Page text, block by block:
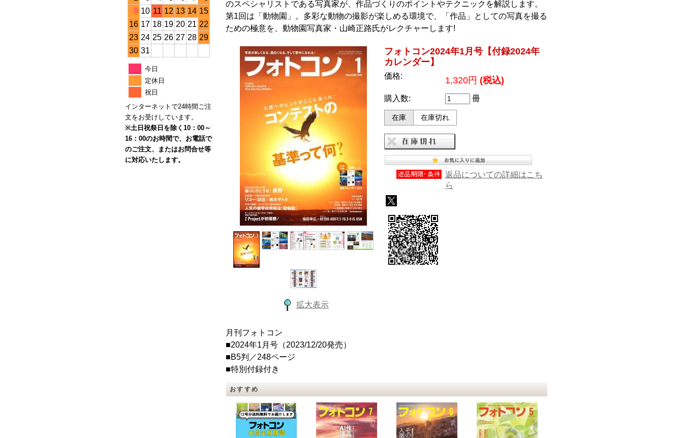
9 10 11 12 13 14 15
16 17 18 19 20 21 22
23 24 25 26 27 28 29
30 31
今日
定休日
祝日
インターネットで24時間ご注
文をお受けしています。
※土日祝祭日を除く10：00～
16：00のお時間で、お電話で
のご注文、またはお問合せ等
に対応いたします。
のスペシャリストである写真家が、作品づくりのポイントやテクニックを解説します。
第1回は「動物園」。多彩な動物の撮影が楽しめる環境で、「作品」としての写真を撮る
ための極意を、動物園写真家・山崎正路氏がレクチャーします!
拡大表示
フォトコン2024年1月号【付録2024年
カレンダー】
価格: 1,320円 (税込)
購入数: 冊
在庫 在庫切れ
返品についての詳細はこち
ら
月刊フォトコン
■2024年1月号（2023/12/20発売）
■B5判／248ページ
■特別付録付き
おすすめ